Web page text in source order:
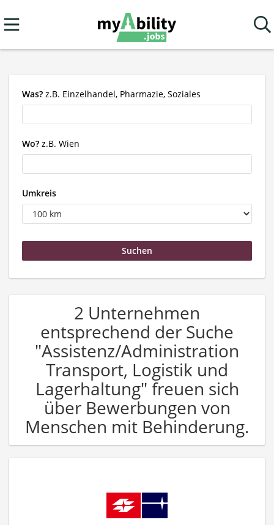
Was? z.B. Einzelhandel, Pharmazie, Soziales
Wo? z.B. Wien
Umkreis
2 Unternehmen
entsprechend der Suche
"Assistenz/Administration
Transport, Logistik und
Lagerhaltung" freuen sich
über Bewerbungen von
Menschen mit Behinderung.